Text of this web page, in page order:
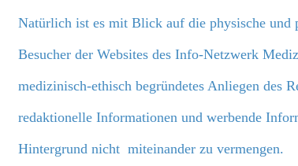
Natürlich ist es mit Blick auf die physische und
Besucher der Websites des Info-Netzwerk
medizinisch-ethisch begründetes Anliegen des
redaktionelle Informationen und werbende
Hintergrund nicht miteinander zu vermengen.